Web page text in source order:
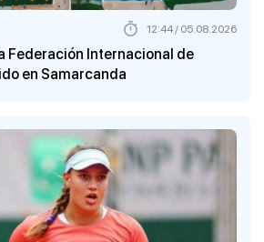
Federación Internacional de
en Samarcanda
12:44 / 05.08.2026